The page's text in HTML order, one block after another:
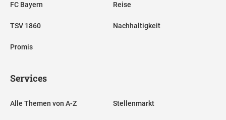
FC Bayern
TSV 1860
Promis
Reise
Nachhaltigkeit
Services
Alle Themen von A-Z Stellenmarkt